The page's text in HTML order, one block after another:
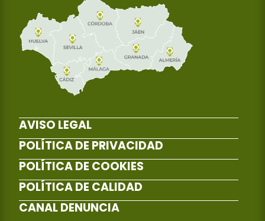
AVISO LEGAL
POLÍTICA DE PRIVACIDAD
POLÍTICA DE COOKIES
POLÍTICA DE CALIDAD
CANAL DENUNCIA